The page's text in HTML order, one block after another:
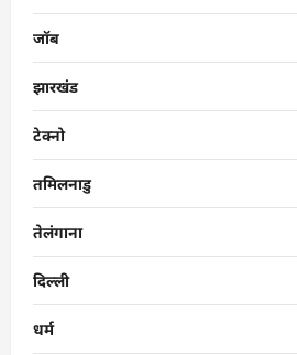
जॉब
झारखंड
टेक्नो
तमिलनाडु
तेलंगाना
दिल्ली
धर्म